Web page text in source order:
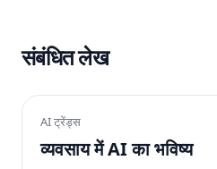
संबंधित लेख
AI ट्रेंड्स
व्यवसाय में AI का भविष्य